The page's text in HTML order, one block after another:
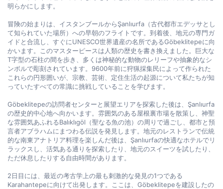
明らかにします。
冒険の始まりは、イスタンブールからŞanlıurfa（古代都市エデッサとし
て知られていた場所）への早朝のフライトです。到着後、地元の専門ガ
イドと合流し、すぐにUNESCO世界遺産の名所であるGöbeklitepeに向
かいます。このマスターピースは人類の歴史を書き換えました。巨大な
T字型の石柱の間を歩き、多くは神秘的な動物のレリーフや抽象的なシ
ンボルで彫刻されています。9600年前に狩猟採集民によって作られた
これらの円形囲いが、宗教、芸術、定住生活の起源について私たちが知
っていたすべての常識に挑戦していることを学びます。
Göbeklitepeの訪問者センターと展望エリアを探索した後は、Şanlıurfa
の歴史的中心地へ向かいます。雰囲気のある屋根裏市場を散策し、神聖
な雰囲気あふれるBalıklıgöl（聖なる魚の池）の周りで過ごし、都市と預
言者アブラハムにまつわる伝説を発見します。地元のレストランで伝統
的な南東アナトリア料理を楽しんだ後は、Şanlıurfaの快適なホテルでリ
ラックスし、活気ある通りを探索したり、地元のスイーツを試したり、
ただ休息したりする自由時間があります。
2日目には、最近の考古学上の最も刺激的な発見の1つである
Karahantepeに向けて出発します。ここは、Göbeklitepeを建設したの